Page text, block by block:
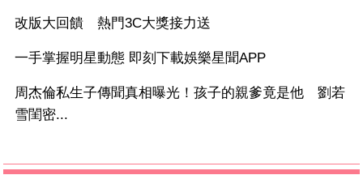
改版大回饋 熱門3C大獎接力送
一手掌握明星動態 即刻下載娛樂星聞APP
周杰倫私生子傳聞真相曝光！孩子的親爹竟是他 劉若
雪閨密...